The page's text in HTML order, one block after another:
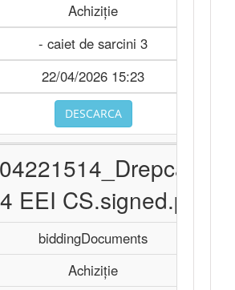
Achiziție
- caiet de sarcini 3
22/04/2026 15:23
DESCARCA
EEI CS.signed.pdf
biddingDocuments
Achiziție